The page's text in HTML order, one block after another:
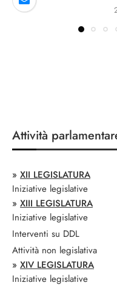
Attività
» XII LEGISLATURA
Iniziative legislative
» XIII LEGISLATURA
Iniziative legislative
Interventi su DDL
Attività non legislativa
» XIV LEGISLATURA
Iniziative legislative